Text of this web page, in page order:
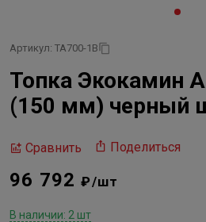
Артикул: ТА700-1В
Топка Экокамин
(150 мм) черный
Сравнить Поделиться
96 792₽/шт
В наличии: 2 шт